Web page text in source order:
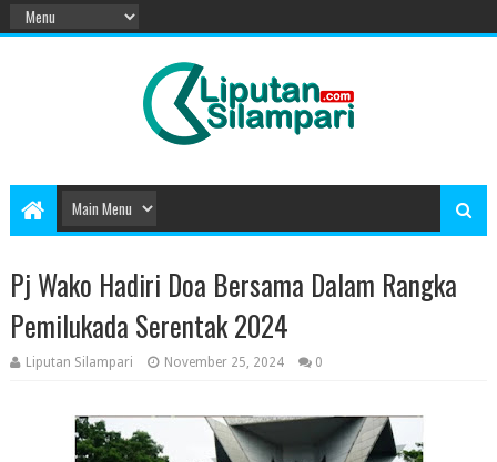
Pj Wako Hadiri Doa Bersama Dalam Rangka
Pemilukada Serentak 2024
Liputan Silampari November 25, 2024 0